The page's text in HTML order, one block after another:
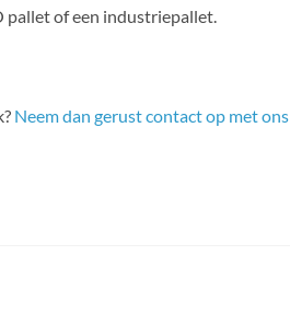
pallet of een industriepallet.
Neem dan gerust contact op met ons